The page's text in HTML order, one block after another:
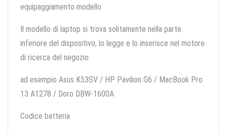
equipaggiamento modello
Il modello di laptop si trova solitamente nella parte
inferiore del dispositivo, lo legge e lo inserisce nel motore
di ricerca del negozio.
ad esempio Asus K53SV / HP Pavilion G6 / MacBook Pro
13 A1278 / Doro DBW-1600A
Codice batteria